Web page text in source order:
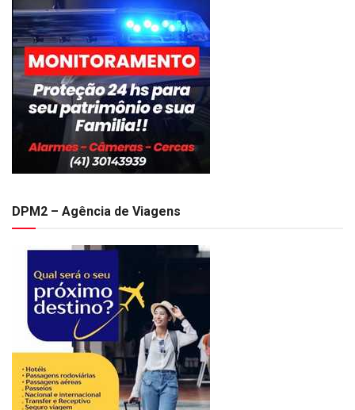
DPM2 – Agência de Viagens